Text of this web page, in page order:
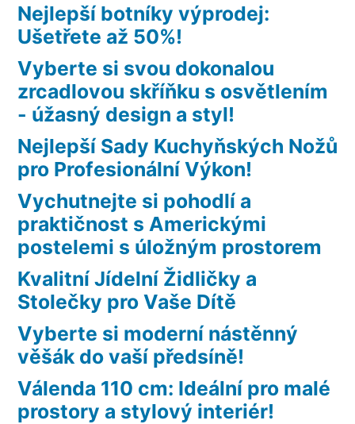
Nejlepší botníky výprodej:
Ušetřete až 50%!
Vyberte si svou dokonalou
zrcadlovou skříňku s osvětlením
- úžasný design a styl!
Nejlepší Sady Kuchyňských Nožů
pro Profesionální Výkon!
Vychutnejte si pohodlí a
praktičnost s Americkými
postelemi s úložným prostorem
Kvalitní Jídelní Židličky a
Stolečky pro Vaše Dítě
Vyberte si moderní nástěnný
věšák do vaší předsíně!
Válenda 110 cm: Ideální pro malé
prostory a stylový interiér!